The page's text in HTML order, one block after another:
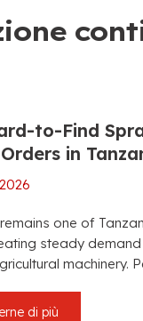
to-Find
in
one of
steady
machinery.
di più